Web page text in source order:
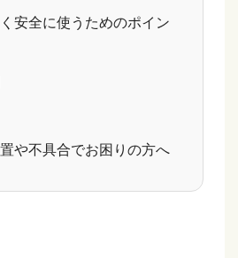
安全に使うためのポイン
や不具合でお困りの方へ